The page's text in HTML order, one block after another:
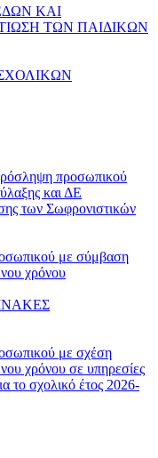
ΚΑΙ
ΤΩΝ ΠΑΙΔΙΚΩΝ
προσωπικού
και ΔΕ
των Σωφρονιστικών
με σύμβαση
χρόνου
με σχέση
χρόνου σε υπηρεσίες
το σχολικό έτος 2026-